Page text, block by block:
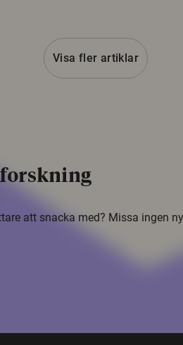
Visa fler artiklar
att snacka med? Missa ingen ny